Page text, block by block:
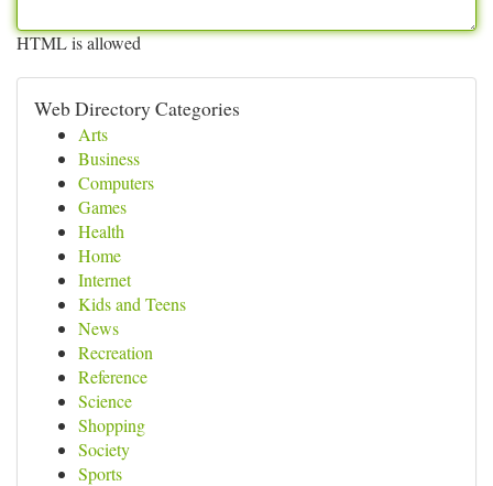
HTML is allowed
Web Directory Categories
Arts
Business
Computers
Games
Health
Home
Internet
Kids and Teens
News
Recreation
Reference
Science
Shopping
Society
Sports